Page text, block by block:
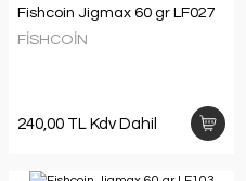
Fishcoin Jigmax 60 gr LF027
FİSHCOİN
240,00 TL Kdv Dahil